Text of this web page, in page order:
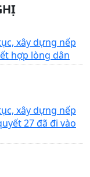
xây dựng nếp
hợp lòng dân
xây dựng nếp
27 đã đi vào